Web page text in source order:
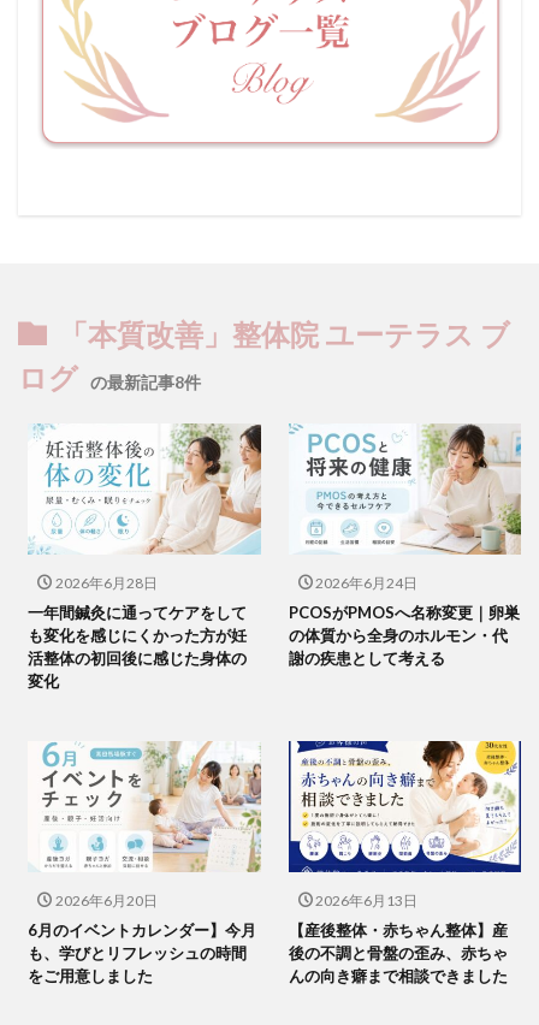
「本質改善」整体院 ユーテラス ブ
ログ の最新記事8件
2026年6月28日
一年間鍼灸に通ってケアをして
も変化を感じにくかった方が妊
活整体の初回後に感じた身体の
変化
2026年6月24日
PCOSがPMOSへ名称変更｜卵巣
の体質から全身のホルモン・代
謝の疾患として考える
2026年6月20日
6月のイベントカレンダー】今月
も、学びとリフレッシュの時間
をご用意しました
2026年6月13日
【産後整体・赤ちゃん整体】産
後の不調と骨盤の歪み、赤ちゃ
んの向き癖まで相談できました